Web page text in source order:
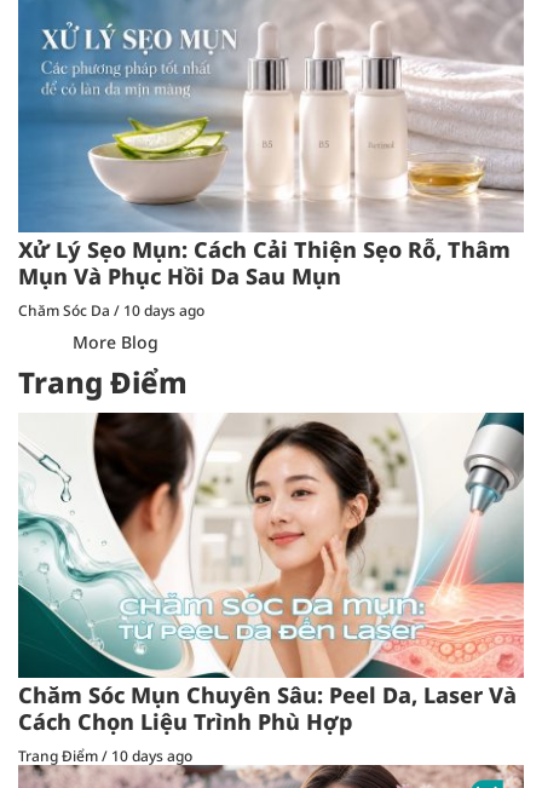
Xử Lý Sẹo Mụn: Cách Cải Thiện Sẹo Rỗ, Thâm
Mụn Và Phục Hồi Da Sau Mụn
Chăm Sóc Da / 10 days ago
More Blog
Trang Điểm
Chăm Sóc Mụn Chuyên Sâu: Peel Da, Laser Và
Cách Chọn Liệu Trình Phù Hợp
Trang Điểm/ 10 days ago